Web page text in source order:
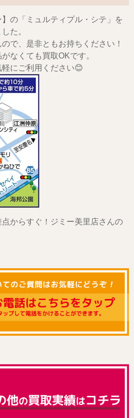
の「ミュルティプル・シテ」を
た。
で、是非ともお持ちください！
なくても買取OKです。
にご利用ください😊
からすぐ！ジミー美里店さんの